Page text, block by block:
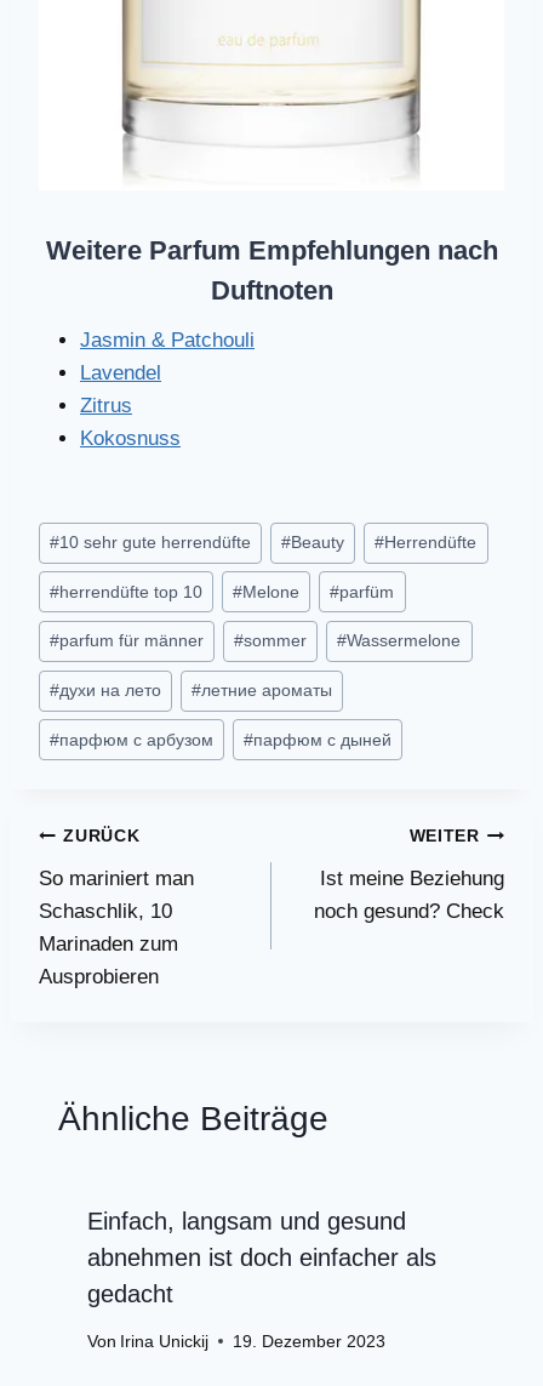
Weitere Parfum Empfehlungen nach
Duftnoten
Jasmin & Patchouli
Lavendel
Zitrus
Kokosnuss
Schlagworte:
#10 sehr gute herrendüfte #Beauty #Herrendüfte
#herrendüfte top 10 #Melone #parfüm
#parfum für männer #sommer #Wassermelone
#духи на лето #летние ароматы
#парфюм с арбузом #парфюм с дыней
Beitragsnavigation
ZURÜCK
So mariniert man
Schaschlik, 10
Marinaden zum
Ausprobieren
WEITER
Ist meine Beziehung
noch gesund? Check
Ähnliche Beiträge
Einfach, langsam und gesund
abnehmen ist doch einfacher als
gedacht
Von Irina Unickij 19. Dezember 2023